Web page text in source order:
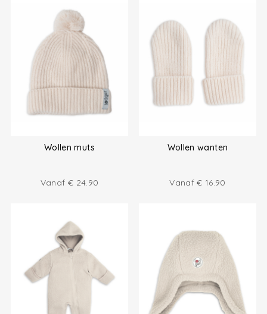
Wollen muts
Vanaf € 24.90
Wollen wanten
Vanaf€ 16.90